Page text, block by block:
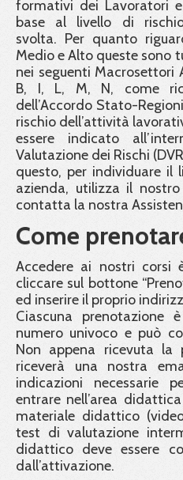
formativi dei Lavoratori
base al livello di
svolta. Per quanto
Medio e Alto queste sono
nei seguenti Macrosettori
B, I, L, M, N, come
dell’Accordo Stato-
rischio dell’attività
essere indicato
Valutazione dei Rischi
questo, per individuare il
azienda, utilizza il nostro
contatta la nostra
Come
Accedere ai nostri corsi
cliccare sul bottone
ed inserire il proprio
Ciascuna prenotazione
numero univoco e può
Non appena ricevuta la
riceverà una nostra
indicazioni necessarie
entrare nell’area
materiale didattico
test di valutazione
didattico deve essere
dall’attivazione.